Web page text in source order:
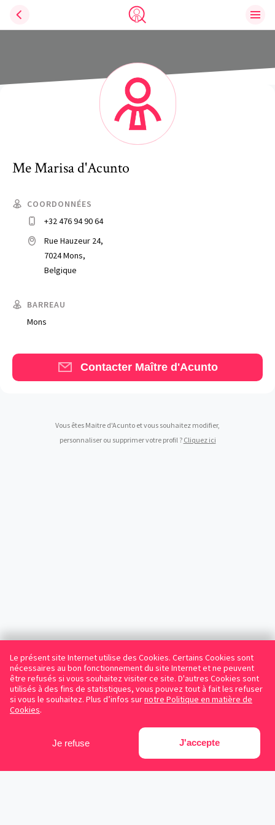
Trouve un avocat
Blog
Qui sommes-nous
Le présent site Internet utilise des Cookies. Certains Cookies sont
nécessaires au bon fonctionnement du site Internet et ne peuvent
être refusés si vous souhaitez visiter ce site. D'autres Cookies sont
utilisés à des fins de statistiques, vous pouvez tout à fait les refuser
si vous le souhaitez. Plus d’infos surnotre Politique en matière de
Cookies.
Je refuse J'accepte
MeMarisad'Acunto
COORDONNÉES
+32 476 94 90 64
Rue Hauzeur 24,
7024 Mons,
Belgique
BARREAU
Mons
Contacter Maître d'Acunto
Vous êtes Maitre d'Acunto et vous souhaitez modifier,
personnaliser ou supprimer votre profil ? Cliquez ici